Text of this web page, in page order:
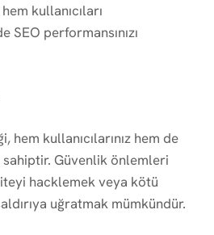
kullanıcıları
performansınızı
hem kullanıcılarınız hem de
Güvenlik önlemleri
hacklemek veya kötü
uğratmak mümkündür.